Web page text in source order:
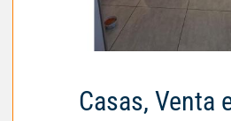
Casas, Venta